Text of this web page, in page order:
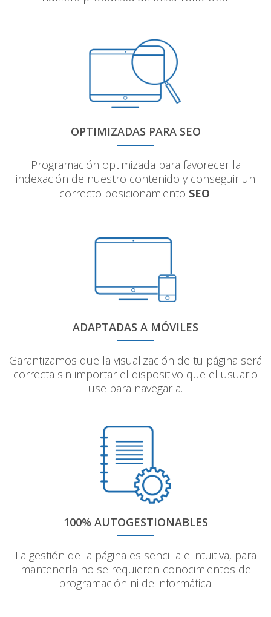
OPTIMIZADAS PARA SEO
Programación optimizada para favorecer la
indexación de nuestro contenido y conseguir un
correcto posicionamiento SEO.
ADAPTADAS A MÓVILES
Garantizamos que la visualización de tu página será
correcta sin importar el dispositivo que el usuario
use para navegarla.
100% AUTOGESTIONABLES
La gestión de la página es sencilla e intuitiva, para
mantenerla no se requieren conocimientos de
programación ni de informática.